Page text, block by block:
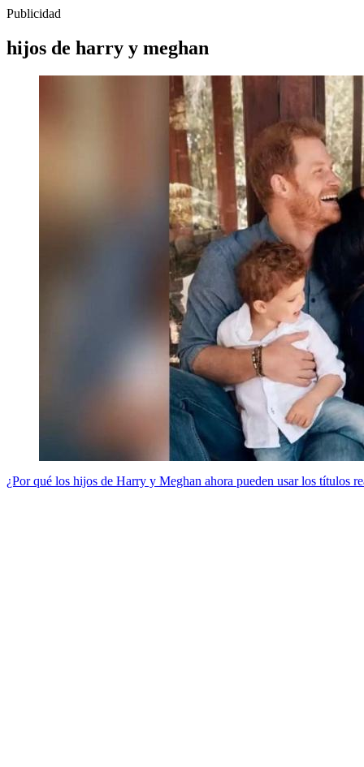
Publicidad
hijos de harry y meghan
¿Por qué los hijos de Harry y Meghan ahora pueden usar los títulos